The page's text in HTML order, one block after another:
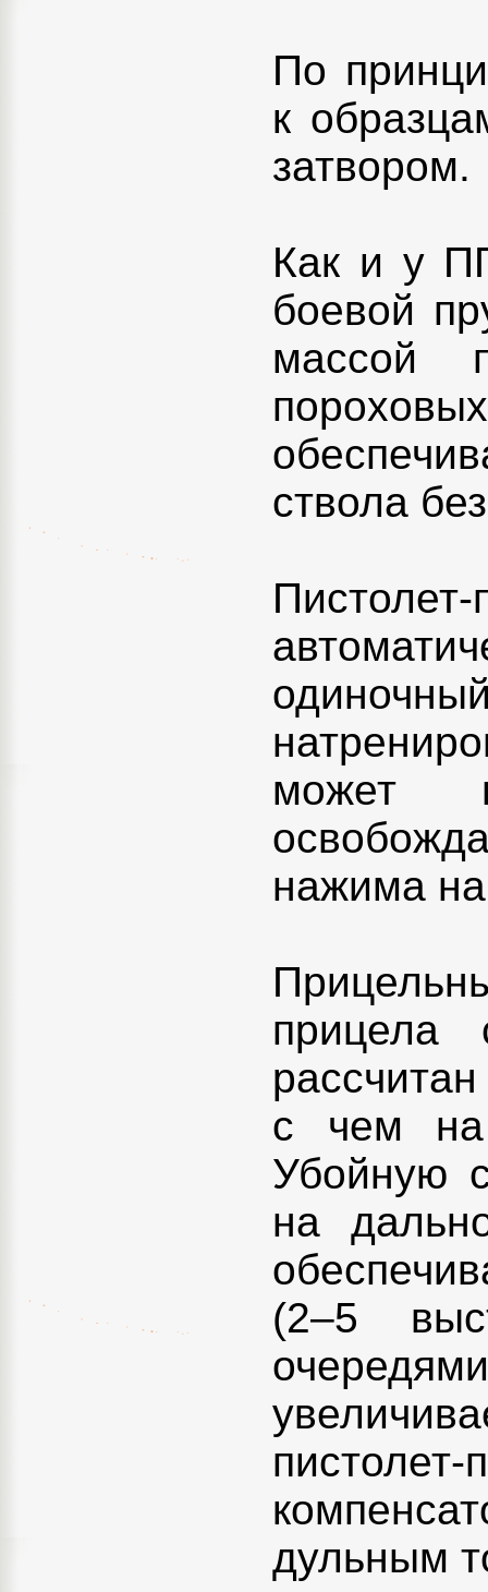
По
к
затвором.
Как и у
боевой
массой
ствола
может
нажима
прицела
с чем
Убойную
на
(2–5
дульным